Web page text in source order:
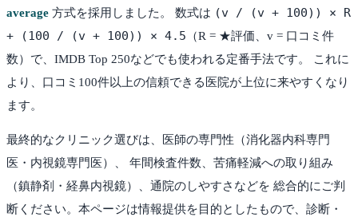
average 方式を採用しました。 数式は (v / (v + 100)) × R
+ (100 / (v + 100)) × 4.5 （R = ★評価、v = 口コミ件
数）で、IMDB Top 250などでも使われる定番手法です。 これに
より、口コミ100件以上の信頼できる医院が上位に来やすくなり
ます。
最終的なクリニック選びは、医師の専門性（消化器内科専門
医・内視鏡専門医）、 年間検査件数、苦痛軽減への取り組み
（鎮静剤・経鼻内視鏡）、通院のしやすさなどを 総合的にご判
断ください。本ページは情報提供を目的としたもので、診断・